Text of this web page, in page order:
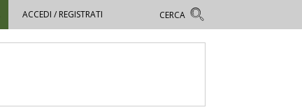
ACCEDI / REGISTRATI